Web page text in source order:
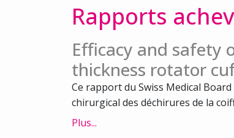
Rapports
Efficacy and safety
thickness rotator
Ce rapport du Swiss Medical
chirurgical des déchirures de la
Plus...